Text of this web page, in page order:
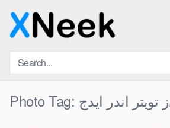
content
Photo Tag: تويتر اندر ايدج